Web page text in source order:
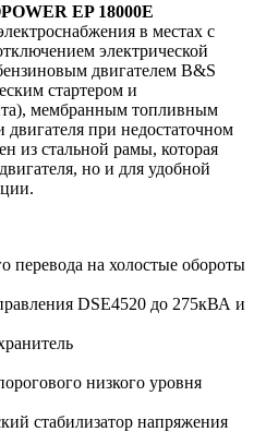
EP 18000E
в местах с
электрической
двигателем B&S
стартером и
мембранным топливным
при недостаточном
из стальной рамы, которая
но и для удобной
перевода на холостые обороты
DSE4520 до 275кВА и
низкого уровня
стабилизатор напряжения